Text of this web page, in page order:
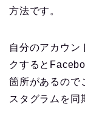
方法です。
自分のアカウン
クすると
箇所があるので
スタグラムを同